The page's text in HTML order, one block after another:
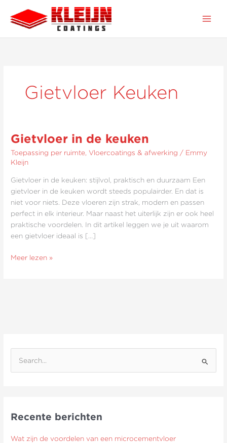
naar
inhoud
Gietvloer Keuken
Gietvloer in de keuken
Toepassing per ruimte,Vloercoatings & afwerking / Emmy
Kleijn
Gietvloer in de keuken: stijlvol, praktisch en duurzaam Een
gietvloer in de keuken wordt steeds populairder. En dat is
niet voor niets. Deze vloeren zijn strak, modern en passen
perfect in elk interieur. Maar naast het uiterlijk zijn er ook heel
praktische voordelen. In dit artikel leggen we je uit waarom
een gietvloer ideaal is […]
Gietvloer
de
Meer lezen »
n
Recente berichten
Wat zijn de voordelen van een microcementvloer